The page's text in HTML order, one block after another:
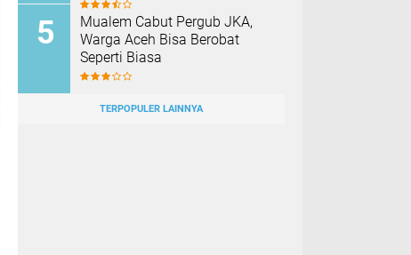
Mualem Cabut Pergub JKA,
Warga Aceh Bisa Berobat
Seperti Biasa
TERPOPULER LAINNYA